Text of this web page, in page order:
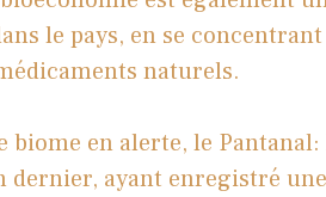
le pays, en se
naturels.
biome en alerte, le Pantanal:
dernier, ayant enregistré une